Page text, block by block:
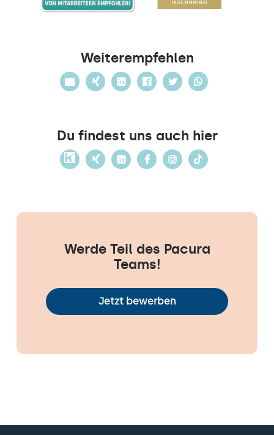
Weiterempfehlen
Du findest uns auch hier
Werde Teil des Pacura
Teams!
Jetzt bewerben